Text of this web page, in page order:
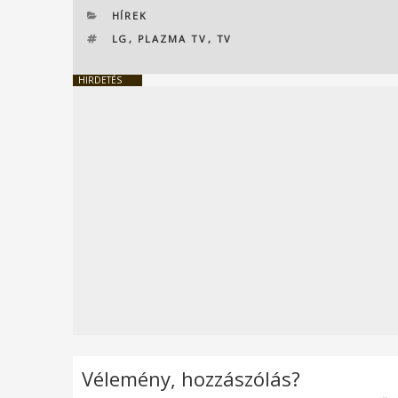
KATEGÓRIÁK
HÍREK
CÍMKÉK
LG , PLAZMA TV , TV
HIRDETÉS
Vélemény, hozzászólás?